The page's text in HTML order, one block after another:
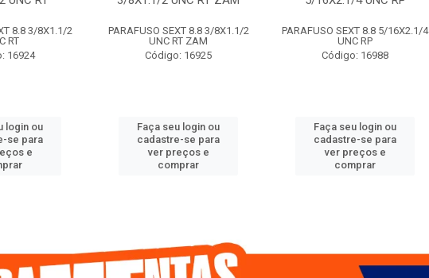
8.8 3/8X1.1/2
RT
16924
login ou
se para
e
PARAFUSO SEXT 8.8 3/8X1.1/2
UNC RT ZAM
Código: 16925
Faça seu login ou
cadastre-se para
ver preços e
comprar
PARAFUSO SEXT 8.8 5/16X2.1/4
UNC RP
Código: 16988
Faça seu login ou
cadastre-se para
ver preços e
comprar